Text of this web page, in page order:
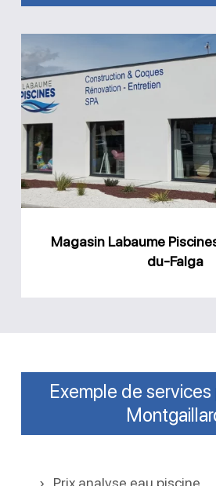
Saint-
Jean-
du-
Falga
Magasin Labaume
du-Falga
Exemple de
Prix analyse eau piscine